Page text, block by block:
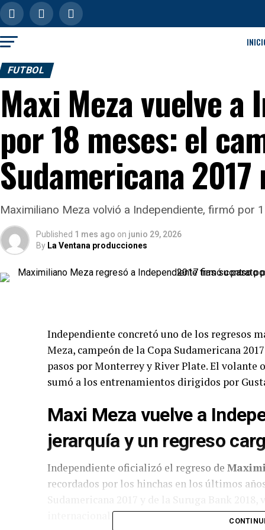
FUTBOL
Maxi Meza vuelve
por 18 meses: el
Sudamericana
Maximiliano Meza volvió a Independiente, firmó por
Published 1 mes ago on junio 29, 2026
By La Ventana producciones
Independiente concretó uno de los regresos
Meza, campeón de la Copa Sudamericana
pasos por Monterrey y River Plate. El volante
sumó a los entrenamientos dirigidos por
Maxi Meza vuelve a
jerarquía y un regreso
Independiente oficializó el regreso de
recordados por los hinchas en los últimos
internacional y firmó contrato por 18 meses.